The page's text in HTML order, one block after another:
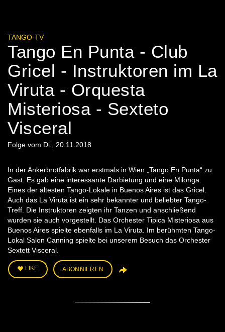
TANGO-TV
Tango En Punta - Club
Gricel - Instruktoren im La
Viruta - Orquesta
Misteriosa - Sexteto
Visceral
Folge vom Di., 20.11.2018
In der Ankerbrotfabrik war erstmals in Wien „Tango En Punta“ zu
Gast. Es gab eine interessante Darbietung und eine Milonga.
Eines der ältesten Tango-Lokale in Buenos Aires ist das Gricel.
Auch das La Viruta ist ein sehr bekannter und beliebter Tango-
Treff. Die Instruktoren zeigten ihr Tanzen und anschließend
wurden sie auch vorgestellt. Das Orchester Tipica Misteriosa aus
Buenos Aires spielte ebenfalls im La Viruta. Im berühmten Tango-
Lokal Salon Canning spielte bei unserem Besuch das Orchester
Sextett Visceral.
LIKE ABONNIEREN